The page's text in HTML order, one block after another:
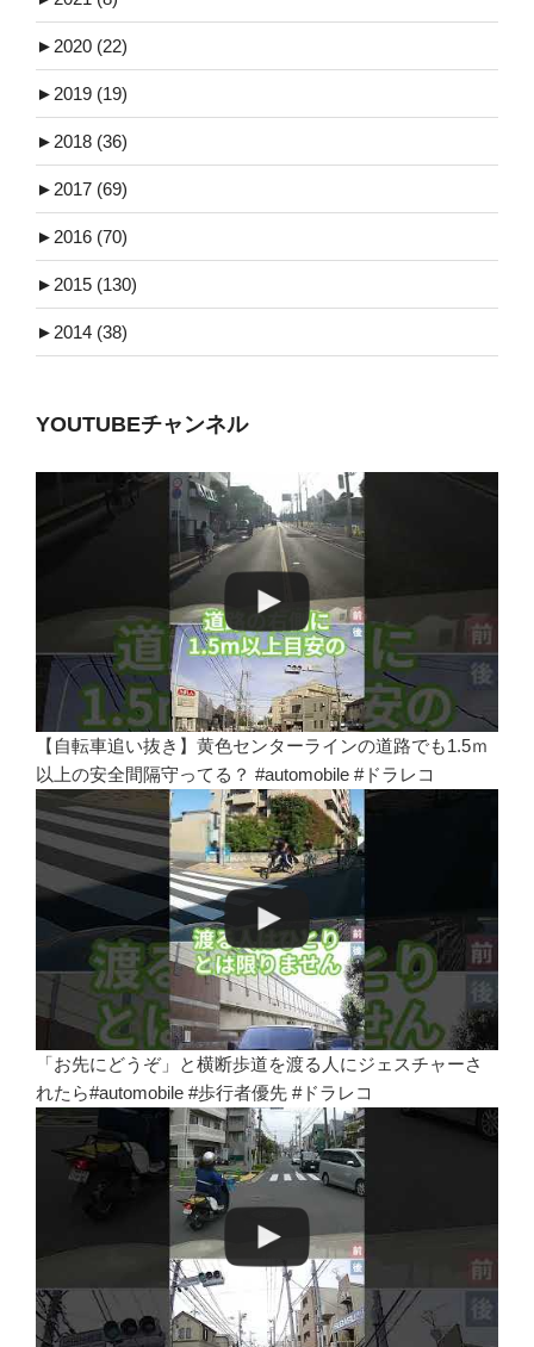
► 2020 (22)
► 2019 (19)
► 2018 (36)
► 2017 (69)
► 2016 (70)
► 2015 (130)
► 2014 (38)
YOUTUBEチャンネル
【自転車追い抜き】黄色センターラインの道路でも1.5ｍ
以上の安全間隔守ってる？ #automobile #ドラレコ
「お先にどうぞ」と横断歩道を渡る人にジェスチャーさ
れたら#automobile #歩行者優先 #ドラレコ